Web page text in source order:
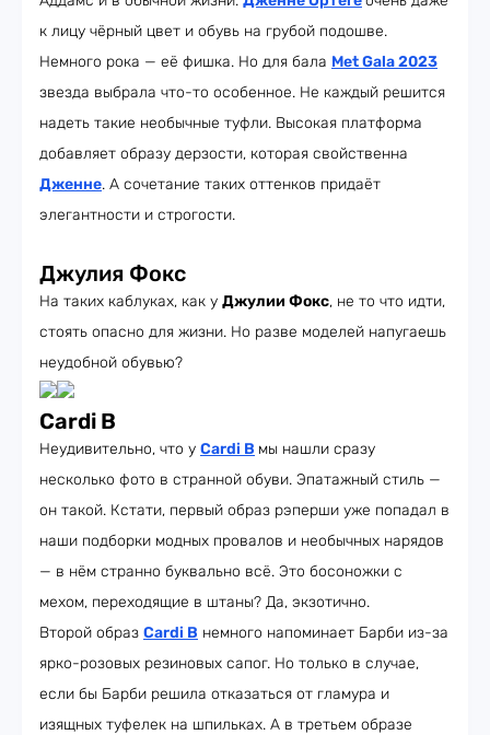
к лицу чёрный цвет и обувь на грубой подошве.
Немного рока — её фишка. Но для бала Met Gala 2023
звезда выбрала что-то особенное. Не каждый решится
надеть такие необычные туфли. Высокая платформа
добавляет образу дерзости, которая свойственна
Дженне. А сочетание таких оттенков придаёт
элегантности и строгости.
Джулия Фокс
На таких каблуках, как у Джулии Фокс, не то что идти,
стоять опасно для жизни. Но разве моделей напугаешь
неудобной обувью?
Cardi B
Неудивительно, что у Cardi B мы нашли сразу
несколько фото в странной обуви. Эпатажный стиль —
он такой. Кстати, первый образ рэперши уже попадал в
наши подборки модных провалов и необычных нарядов
— в нём странно буквально всё. Это босоножки с
мехом, переходящие в штаны? Да, экзотично.
Второй образ Cardi B немного напоминает Барби из-за
ярко-розовых резиновых сапог. Но только в случае,
если бы Барби решила отказаться от гламура и
изящных туфелек на шпильках. А в третьем образе